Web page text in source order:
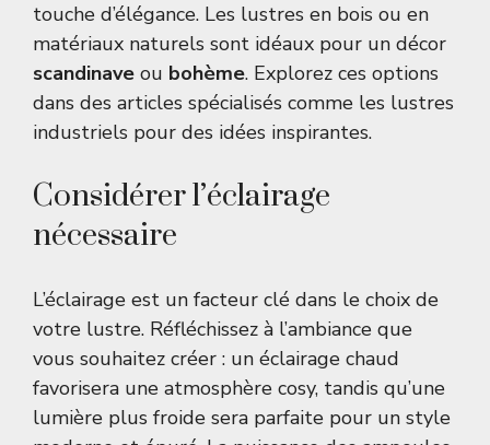
touche d’élégance. Les lustres en bois ou en
matériaux naturels sont idéaux pour un décor
scandinave ou bohème. Explorez ces options
dans des articles spécialisés comme les lustres
industriels pour des idées inspirantes.
Considérer l’éclairage
nécessaire
L’éclairage est un facteur clé dans le choix de
votre lustre. Réfléchissez à l’ambiance que
vous souhaitez créer : un éclairage chaud
favorisera une atmosphère cosy, tandis qu’une
lumière plus froide sera parfaite pour un style